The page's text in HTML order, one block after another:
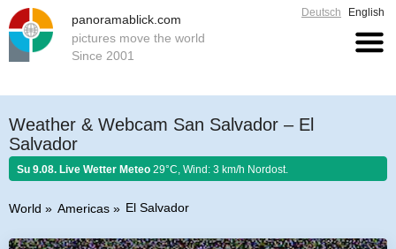
panoramablick.com
pictures move the world
Since 2001
Deutsch English
Weather & Webcam San Salvador – El
Salvador
Su 9.08. Live Wetter Meteo 29°C, Wind: 3 km/h Nordost.
World Americas El Salvador